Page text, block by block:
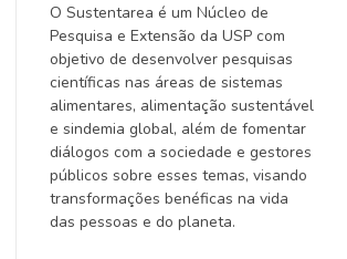
O Sustentarea é um Núcleo de
Pesquisa e Extensão da USP com
objetivo de desenvolver pesquisas
científicas nas áreas de sistemas
alimentares, alimentação sustentável
e sindemia global, além de fomentar
diálogos com a sociedade e gestores
públicos sobre esses temas, visando
transformações benéficas na vida
das pessoas e do planeta.